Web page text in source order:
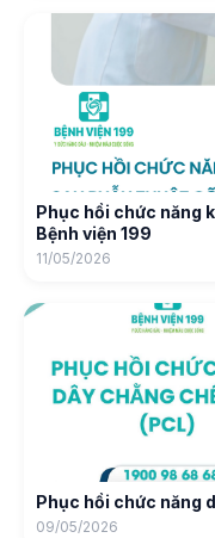
Phục hồi chức năng
Bệnh viện 199
11/05/2026
Phục hồi chức năng
09/05/2026